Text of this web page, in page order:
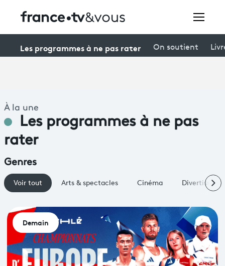
Creators
À la une
Participer et assister à une émission
À votre écoute
Productions et innovation
Programme tv
Les programmes à ne pas rater On soutient
À la une
Les programmes à ne pas
rater
Genres
Voir tout Arts & spectacles Cinéma
Demain